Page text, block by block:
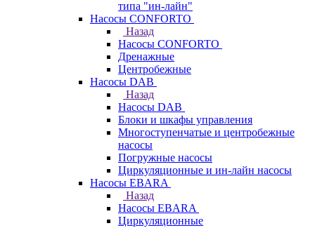
типа "ин-лайн"
Насосы CONFORTO
Назад
Насосы CONFORTO
Дренажные
Центробежные
Насосы DAB
Назад
Насосы DAB
Блоки и шкафы управления
Многоступенчатые и центробежные
насосы
Погружные насосы
Циркуляционные и ин-лайн насосы
Насосы EBARA
Назад
Насосы EBARA
Циркуляционные